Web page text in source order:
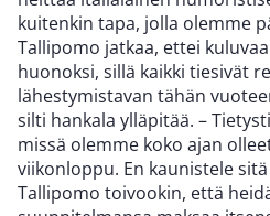
kuitenkin tapa, jolla olemme
Tallipomo jatkaa, ettei
huonoksi, sillä kaikki tiesivät
lähestymistavan tähän
silti hankala ylläpitää. –
missä olemme koko ajan
viikonloppu. En kaunistele
Tallipomo toivookin, että